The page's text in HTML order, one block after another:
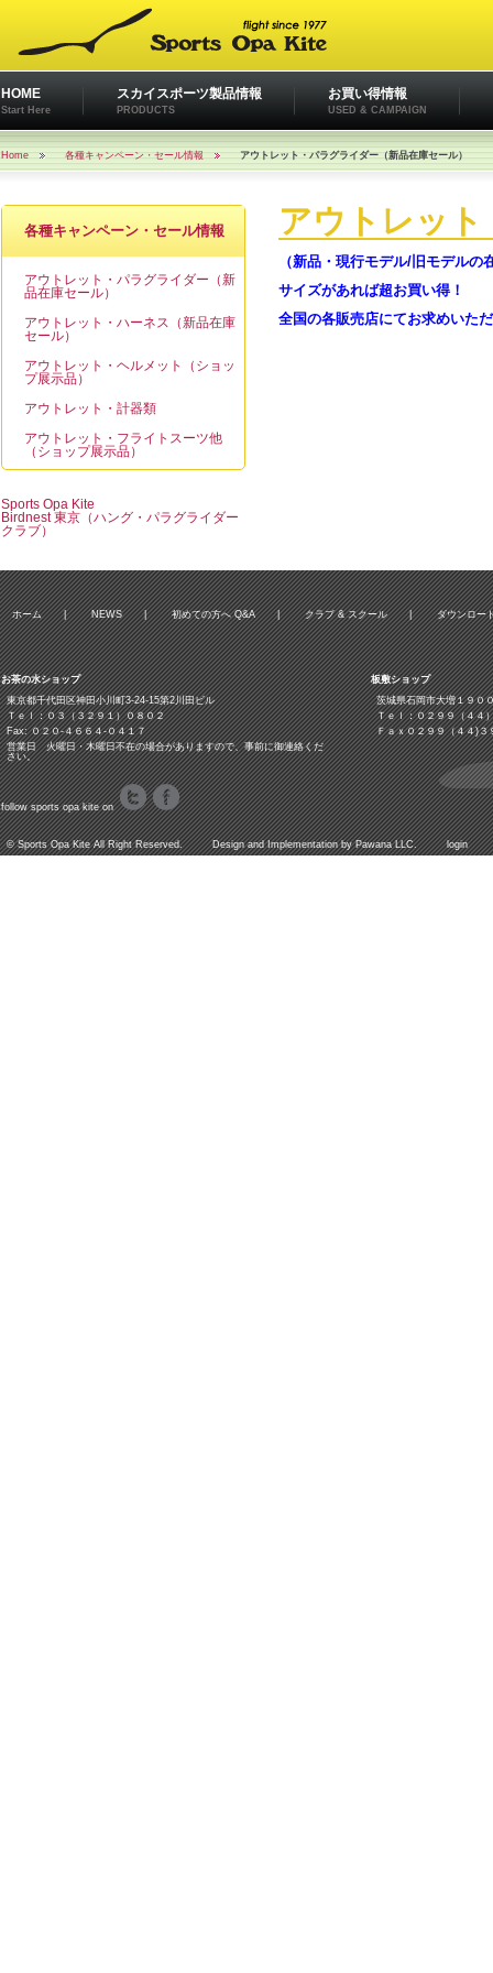
HOME
Start Here
スカイスポーツ製品情報
PRODUCTS
お買い得情報
USED & CAMPAIGN
Home 各種キャンペーン・セール情報 アウトレット・パラグライダー（新品在庫セール）
各種キャンペーン・セール情報
アウトレット・パラグライダー（新
品在庫セール）
アウトレット・ハーネス（新品在庫
セール）
アウトレット・ヘルメット（ショッ
プ展示品）
アウトレット・計器類
アウトレット・フライトスーツ他
（ショップ展示品）
Sports Opa Kite
Birdnest 東京（ハング・パラグライダー
クラブ）
アウトレッ
（新品・現行モデル/旧モデルの
サイズがあれば超お買い得！
全国の各販売店にてお求めいた
ホーム | NEWS | 初めての方へ Q&A | クラブ & スクール | ダウンロー
お茶の水ショップ
東京都千代田区神田小川町3‐24‐15第2川田ビル
Ｔｅｌ：０３（３２９１）０８０２
Fax: ０２０-４６６４-０４１７
営業日 火曜日・木曜日不在の場合がありますので、事前に御連絡くだ
さい。
follow sports opa kite on
板敷ショップ
茨城県石岡市大増１９０
Ｔｅｌ：０２９９（４４
Ｆａｘ０２９９（４４)３
©Sports Opa KiteAll Right Reserved. Design and Implementation byPawana LLC. login